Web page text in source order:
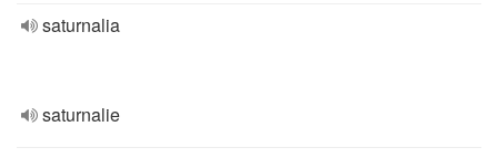
saturnalia
saturnalie